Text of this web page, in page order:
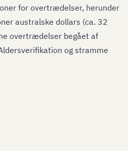
for overtrædelser, herunder
australske dollars (ca. 32
overtrædelser begået af
og stramme